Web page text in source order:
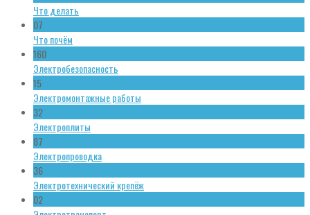
Что делать
07
Что почём
160
Электробезопасность
15
Электромонтажные работы
32
Электроплиты
87
Электропроводка
36
Электротехнический крепёж
02